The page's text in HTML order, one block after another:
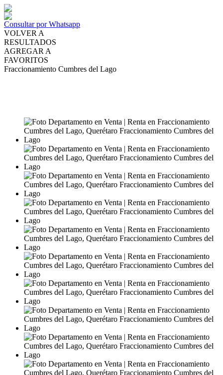
Consultar por Whatsapp
VOLVER A
RESULTADOS
AGREGAR A
FAVORITOS
Fraccionamiento Cumbres del Lago